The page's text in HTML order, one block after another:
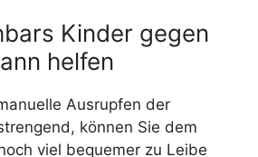
Kinder gegen
helfen
Ausrupfen der
können Sie dem
viel bequemer zu Leibe